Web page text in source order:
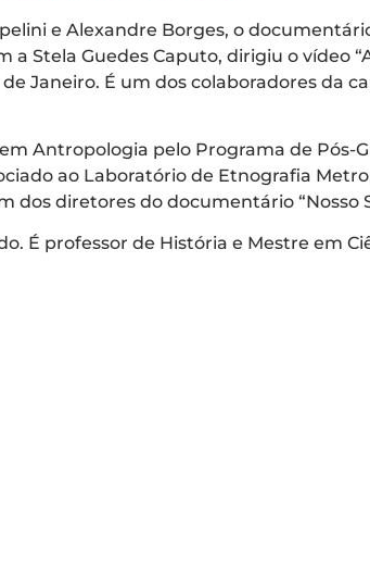
e Alexandre Borges, o
Stela Guedes Caputo, dirigiu o vídeo
Janeiro. É um dos colaboradores da
Antropologia pelo Programa de Pós-
ao Laboratório de Etnografia
dos diretores do documentário “Nosso
É professor de História e Mestre em